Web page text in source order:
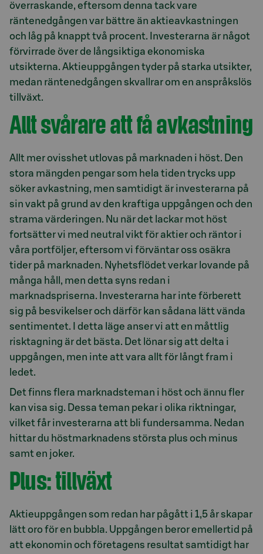
överraskande, eftersom denna tack vare
räntenedgången var bättre än aktieavkastningen
och låg på knappt två procent. Investerarna är något
förvirrade över de långsiktiga ekonomiska
utsikterna. Aktieuppgången tyder på starka utsikter,
medan räntenedgången skvallrar om en anspråkslös
tillväxt.
Allt svårare att få avkastning
Allt mer ovisshet utlovas på marknaden i höst. Den
stora mängden pengar som hela tiden trycks upp
söker avkastning, men samtidigt är investerarna på
sin vakt på grund av den kraftiga uppgången och den
strama värderingen. Nu när det lackar mot höst
fortsätter vi med neutral vikt för aktier och räntor i
våra portföljer, eftersom vi förväntar oss osäkra
tider på marknaden. Nyhetsflödet verkar lovande på
många håll, men detta syns redan i
marknadspriserna. Investerarna har inte förberett
sig på besvikelser och därför kan sådana lätt vända
sentimentet. I detta läge anser vi att en måttlig
risktagning är det bästa. Det lönar sig att delta i
uppgången, men inte att vara allt för långt fram i
ledet.
Det finns flera marknadsteman i höst och ännu fler
kan visa sig. Dessa teman pekar i olika riktningar,
vilket får investerarna att bli fundersamma. Nedan
hittar du höstmarknadens största plus och minus
samt en joker.
Plus: tillväxt
Aktieuppgången som redan har pågått i 1,5 år skapar
lätt oro för en bubbla. Uppgången beror emellertid på
att ekonomin och företagens resultat samtidigt har